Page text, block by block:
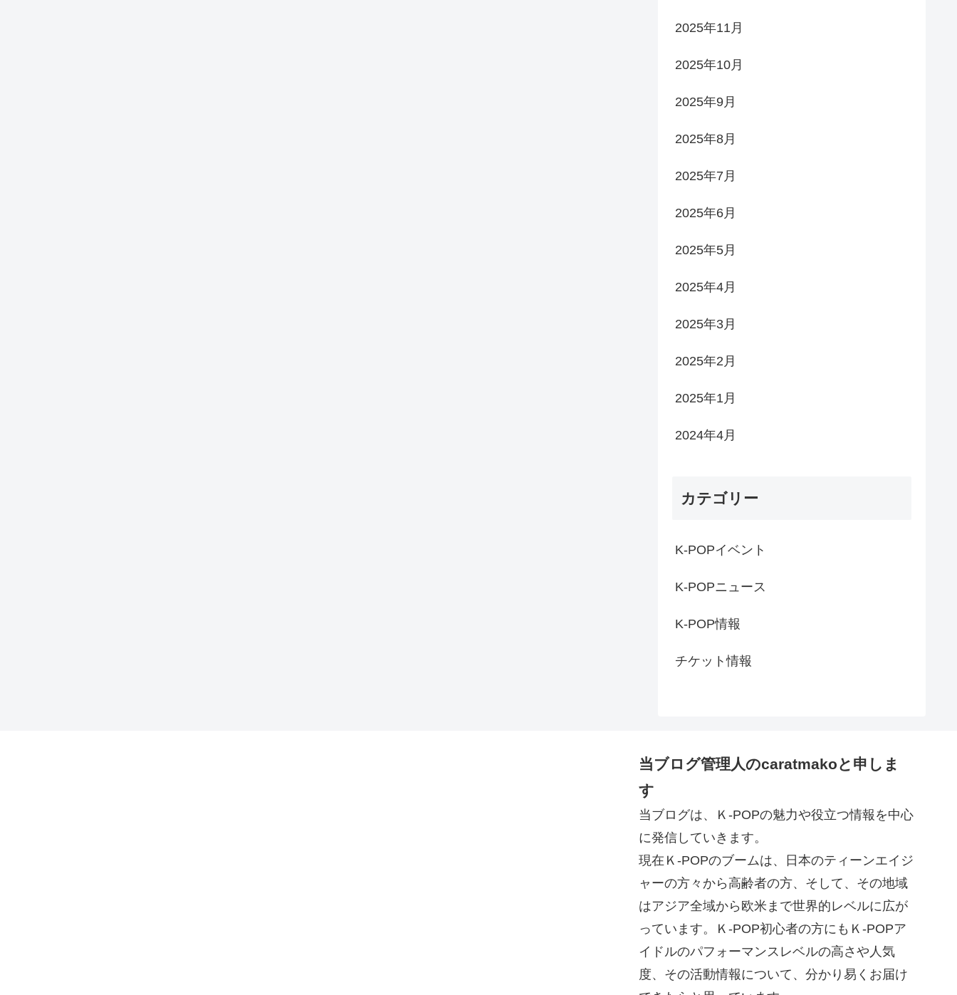
2025年11月
2025年10月
2025年9月
2025年8月
2025年7月
2025年6月
2025年5月
2025年4月
2025年3月
2025年2月
2025年1月
2024年4月
カテゴリー
K-POPイベント
K-POPニュース
K-POP情報
チケット情報
当ブログ管理人のcaratmakoと申しま
す
当ブログは、Ｋ-POPの魅力や役立つ情報を中心
に発信していきます。
現在Ｋ-POPのブームは、日本のティーンエイジ
ャーの方々から高齢者の方、そして、その地域
はアジア全域から欧米まで世界的レベルに広が
っています。Ｋ-POP初心者の方にもＫ-POPア
イドルのパフォーマンスレベルの高さや人気
度、その活動情報について、分かり易くお届け